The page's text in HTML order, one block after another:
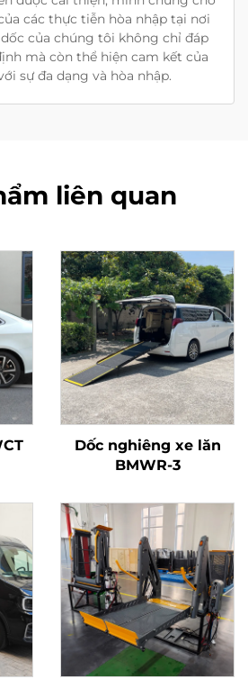
các thực tiễn hòa nhập tại nơi
của chúng tôi không chỉ đáp
mà còn thể hiện cam kết của
sự đa dạng và hòa nhập.
liên quan
Dốc nghiêng xe lăn
BMWR-3